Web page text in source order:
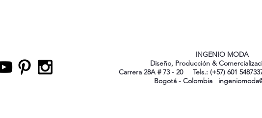
INGENIO MODA
Diseño, Producción &
Carrera 28A # 73 - 20 Tels.: (+57) 601
Bogotá - Colombia